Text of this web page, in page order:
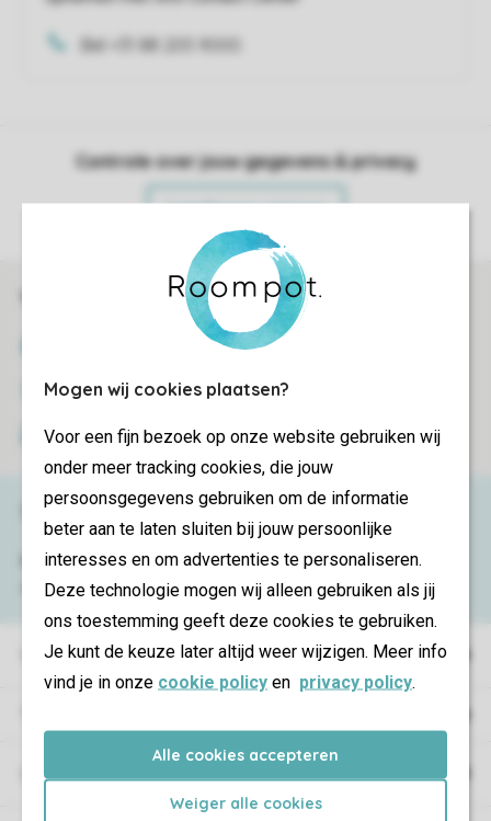
Mogen wij cookies plaatsen?
Voor een fijn bezoek op onze website gebruiken wij
onder meer tracking cookies, die jouw
persoonsgegevens gebruiken om de informatie
beter aan te laten sluiten bij jouw persoonlijke
interesses en om advertenties te personaliseren.
Deze technologie mogen wij alleen gebruiken als jij
ons toestemming geeft deze cookies te gebruiken.
Je kunt de keuze later altijd weer wijzigen. Meer info
vind je in onze cookie policy en privacy policy.
Alle cookies accepteren
Weiger alle cookies
Bel +31 88 205 9000
Controle over jouw gegevens & privacy
Instellingen wijzigen
Veilig en snel online boeken
Veilige gegevensoverdracht
Veilige betaling
Vakantieparken
Campings
Service & contact
Bekijk deveelgestelde vragenof neem
contact op met hetContact Center .